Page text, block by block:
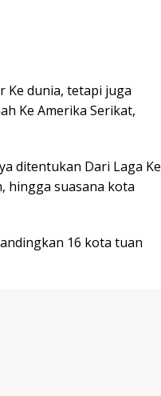
Ke dunia, tetapi juga
Ke Amerika Serikat,
ditentukan Dari Laga Ke
hingga suasana kota
16 kota tuan